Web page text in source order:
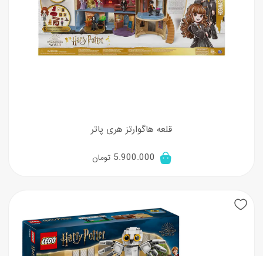
قلعه هاگوارتز هری پاتر
5.900.000 تومان